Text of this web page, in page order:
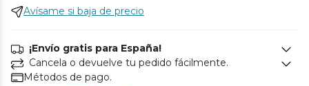
Avísame si baja de precio
¡Envío gratis para España!
Cancela o devuelve tu pedido fácilmente.
Métodos de pago.